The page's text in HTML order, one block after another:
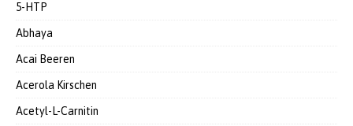
5-HTP
Abhaya
Acai Beeren
Acerola Kirschen
Acetyl-L-Carnitin